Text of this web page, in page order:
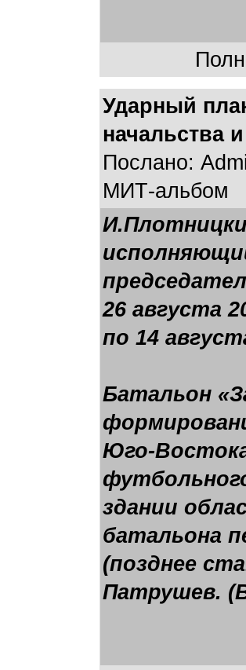
Ударный
начальства
Послано:
МИТ-альбом
26 августа
по 14
Батальон
Юго-
здании
батальона
(позднее
Патрушев.